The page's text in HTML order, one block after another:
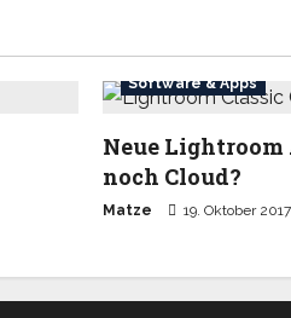
Software & Apps
Neue Lightroom
noch Cloud?
Matze 19. Oktober 2017